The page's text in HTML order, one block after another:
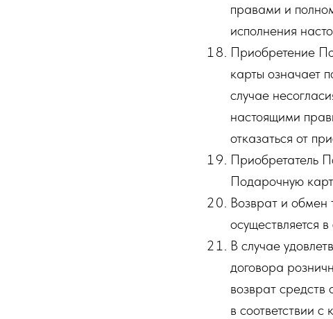
правами и
исполнения
Приобретение
карты означает
случае
настоящими
отказаться от
Приобретатель
Подарочную
Возврат и обмен
осуществляется
В случае
договора
возврат
в соответствии